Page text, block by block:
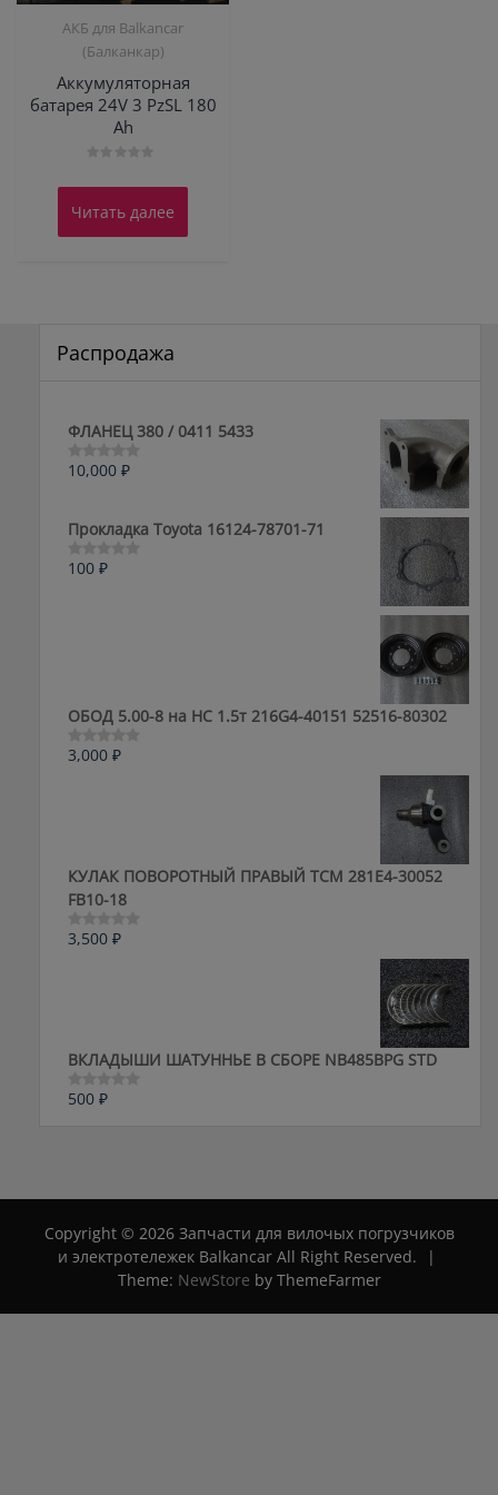
АКБ для Balkanсar
(Балканкар)
Аккумуляторная
батарея 24V 3 PzSL 180
Ah
0
5
Читать далее
Распродажа
ФЛАНЕЦ 380 / 0411 5433
Оценка
5
10,000 ₽
Прокладка Toyota 16124-78701-71
Оценка
100 ₽
ОБОД 5.00-8 на HC 1.5т 216G4-40151 52516-80302
Оценка
3,000 ₽
КУЛАК ПОВОРОТНЫЙ ПРАВЫЙ ТСМ 281E4-30052
FB10-18
Оценка
3,500 ₽
ВКЛАДЫШИ ШАТУННЬЕ В СБОРЕ NB485BPG STD
Оценка
500 ₽
Copyright © 2026 Запчасти для вилочых погрузчиков
и электротележек Balkancar All Right Reserved.
|
Theme: NewStore by ThemeFarmer